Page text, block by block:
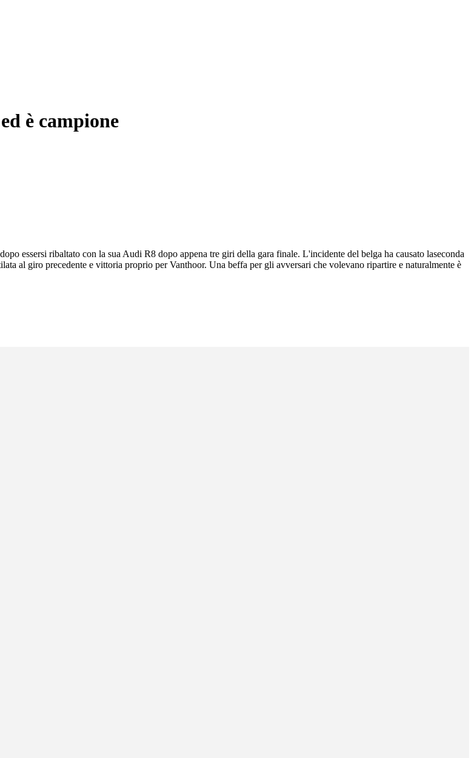
è campione
essersi ribaltato con la sua Audi R8 dopo appena tre giri della gara finale. L'incidente del belga ha causato laseconda
al giro precedente e vittoria proprio per Vanthoor. Una beffa per gli avversari che volevano ripartire e naturalmente è